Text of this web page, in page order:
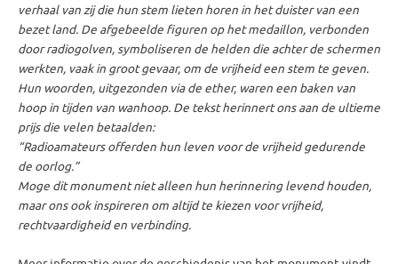
verhaal van zij die hun stem lieten horen in het duister van een
bezet land. De afgebeelde figuren op het medaillon, verbonden
door radiogolven, symboliseren de helden die achter de schermen
werkten, vaak in groot gevaar, om de vrijheid een stem te geven.
Hun woorden, uitgezonden via de ether, waren een baken van
hoop in tijden van wanhoop. De tekst herinnert ons aan de ultieme
prijs die velen betaalden:
“Radioamateurs offerden hun leven voor de vrijheid gedurende
de oorlog.”
Moge dit monument niet alleen hun herinnering levend houden,
maar ons ook inspireren om altijd te kiezen voor vrijheid,
rechtvaardigheid en verbinding.